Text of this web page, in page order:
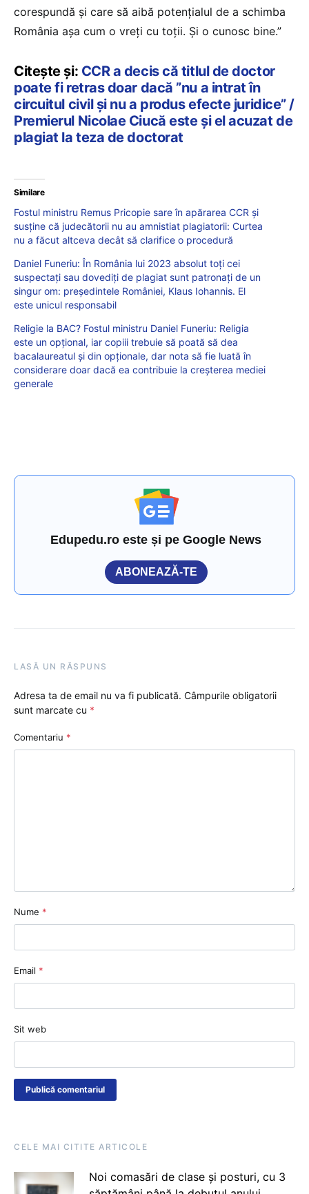
corespundă și care să aibă potențialul de a schimba
România așa cum o vreți cu toții. Şi o cunosc bine.”
Citește și: CCR a decis că titlul de doctor
poate fi retras doar dacă ”nu a intrat în
circuitul civil și nu a produs efecte juridice” /
Premierul Nicolae Ciucă este și el acuzat de
plagiat la teza de doctorat
Similare
Fostul ministru Remus Pricopie sare în apărarea CCR și
susține că judecătorii nu au amnistiat plagiatorii: Curtea
nu a făcut altceva decât să clarifice o procedură
Daniel Funeriu: În România lui 2023 absolut toți cei
suspectați sau dovediți de plagiat sunt patronați de un
singur om: președintele României, Klaus Iohannis. El
este unicul responsabil
Religie la BAC? Fostul ministru Daniel Funeriu: Religia
este un opțional, iar copiii trebuie să poată să dea
bacalaureatul şi din opționale, dar nota să fie luată în
considerare doar dacă ea contribuie la creşterea mediei
generale
Edupedu.ro este și pe Google News
ABONEAZĂ-TE
LASĂ UN RĂSPUNS
Adresa ta de email nu va fi publicată. Câmpurile obligatorii
sunt marcate cu *
Comentariu *
Nume *
Email *
Sit web
CELE MAI CITITE ARTICOLE
Noi comasări de clase și posturi, cu 3